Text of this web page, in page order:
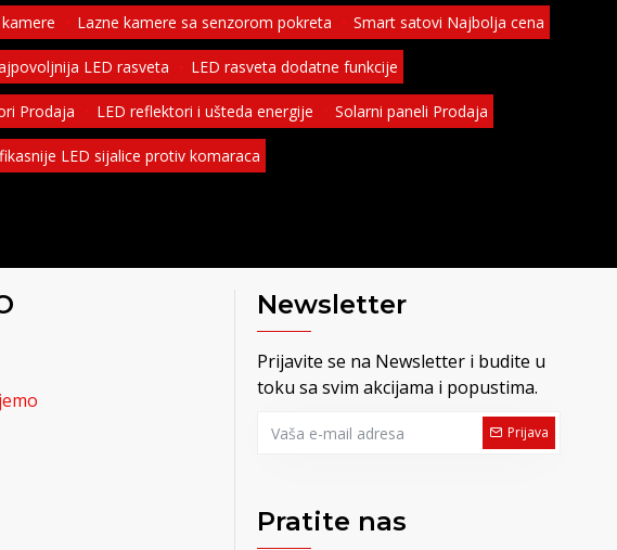
Lazne kamere sa senzorom pokreta Smart satovi Najbolja cena
LED rasveta LED rasveta dodatne funkcije
Prodaja LED reflektori i ušteda energije Solarni paneli Prodaja
LED sijalice protiv komaraca
Newsletter
Prijavite se na Newsletter i budite u
toku sa svim akcijama i popustima.
Prijava
Pratite nas